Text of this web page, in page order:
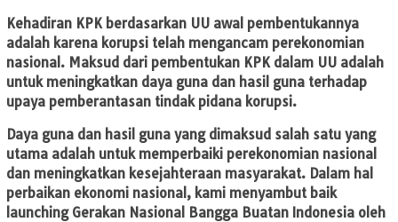
Kehadiran KPK berdasarkan UU awal pembentukannya
adalah karena korupsi telah mengancam perekonomian
nasional. Maksud dari pembentukan KPK dalam UU adalah
untuk meningkatkan daya guna dan hasil guna terhadap
upaya pemberantasan tindak pidana korupsi.
Daya guna dan hasil guna yang dimaksud salah satu yang
utama adalah untuk memperbaiki perekonomian nasional
dan meningkatkan kesejahteraan masyarakat. Dalam hal
perbaikan ekonomi nasional, kami menyambut baik
launching Gerakan Nasional Bangga Buatan Indonesia oleh